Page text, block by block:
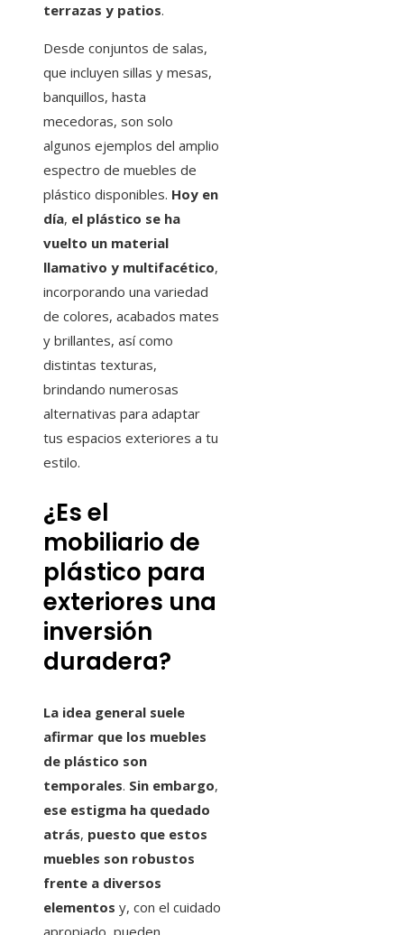
terrazas y patios.
Desde conjuntos de salas,
que incluyen sillas y mesas,
banquillos, hasta
mecedoras, son solo
algunos ejemplos del amplio
espectro de muebles de
plástico disponibles. Hoy en
día, el plástico se ha
vuelto un material
llamativo y multifacético,
incorporando una variedad
de colores, acabados mates
y brillantes, así como
distintas texturas,
brindando numerosas
alternativas para adaptar
tus espacios exteriores a tu
estilo.
¿Es el
mobiliario de
plástico para
exteriores una
inversión
duradera?
La idea general suele
afirmar que los muebles
de plástico son
temporales. Sin embargo,
ese estigma ha quedado
atrás, puesto que estos
muebles son robustos
frente a diversos
elementos y, con el cuidado